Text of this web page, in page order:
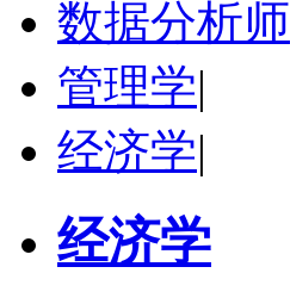
数据分析师
管理学|
经济学|
经济学